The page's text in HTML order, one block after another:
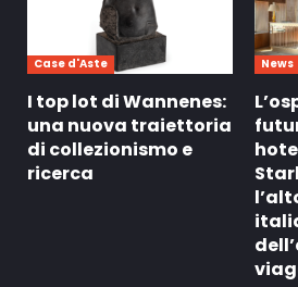
Case d'Aste
I top lot di Wannenes:
una nuova traiettoria
di collezionismo e
ricerca
News